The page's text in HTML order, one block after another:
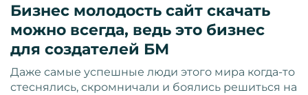
Бизнес молодость сайт скачать
можно всегда, ведь это бизнес
для создателей БМ
Даже самые успешные люди этого мира когда-то
стеснялись, скромничали и боялись решиться на